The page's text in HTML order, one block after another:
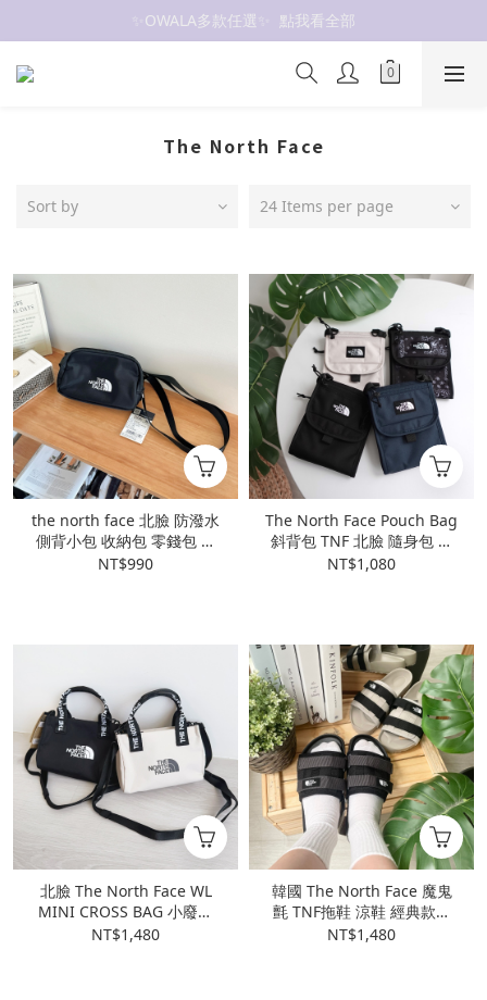
抗UV 50+防曬外套 $299🧊🧊
抗UV 50+防曬外套 $299🧊🧊
The North Face
Sort by 24 Items per page
the north face 北臉 防潑水
側背小包 收納包 零錢包 外
出小包 小方包 卡片包 零錢
NT$990
The North Face Pouch Bag
斜背包 TNF 北臉 隨身包 小
包 手機包
NT$1,080
北臉 The North Face WL
MINI CROSS BAG 小廢包
肩背 斜背包 托特包 迷你
NT$1,480
韓國 The North Face 魔鬼
氈 TNF拖鞋 涼鞋 經典款拖
鞋 情侶拖鞋 北臉拖鞋
NT$1,480